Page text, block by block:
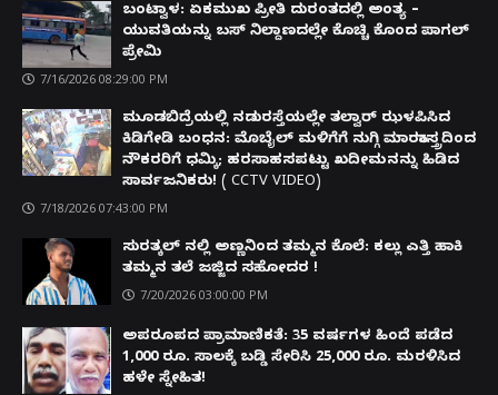
ಬಂಟ್ವಾಳ: ಏಕಮುಖ ಪ್ರೀತಿ ದುರಂತದಲ್ಲಿ ಅಂತ್ಯ –
ಯುವತಿಯನ್ನು ಬಸ್ ನಿಲ್ದಾಣದಲ್ಲೇ ಕೊಚ್ಚಿ ಕೊಂದ ಪಾಗಲ್
ಪ್ರೇಮಿ
7/16/2026 08:29:00 PM
ಮೂಡಬಿದ್ರೆಯಲ್ಲಿ ನಡುರಸ್ತೆಯಲ್ಲೇ ತಲ್ವಾರ್ ಝಳಪಿಸಿದ
ಕಿಡಿಗೇಡಿ ಬಂಧನ: ಮೊಬೈಲ್ ಮಳಿಗೆಗೆ ನುಗ್ಗಿ ಮಾರಕಾಸ್ತ್ರದಿಂದ
ನೌಕರರಿಗೆ ಧಮ್ಕಿ; ಹರಸಾಹಸಪಟ್ಟು ಖದೀಮನನ್ನು ಹಿಡಿದ
ಸಾರ್ವಜನಿಕರು! ( CCTV VIDEO)
7/18/2026 07:43:00 PM
ಸುರತ್ಕಲ್ ನಲ್ಲಿ ಅಣ್ಣನಿಂದ ತಮ್ಮನ ಕೊಲೆ: ಕಲ್ಲು ಎತ್ತಿ ಹಾಕಿ
ತಮ್ಮನ ತಲೆ ಜಜ್ಜಿದ ಸಹೋದರ !
7/20/2026 03:00:00 PM
ಅಪರೂಪದ ಪ್ರಾಮಾಣಿಕತೆ: 35 ವರ್ಷಗಳ ಹಿಂದೆ ಪಡೆದ
1,000 ರೂ. ಸಾಲಕ್ಕೆ ಬಡ್ಡಿ ಸೇರಿಸಿ 25,000 ರೂ. ಮರಳಿಸಿದ
ಹಳೇ ಸ್ನೇಹಿತ!